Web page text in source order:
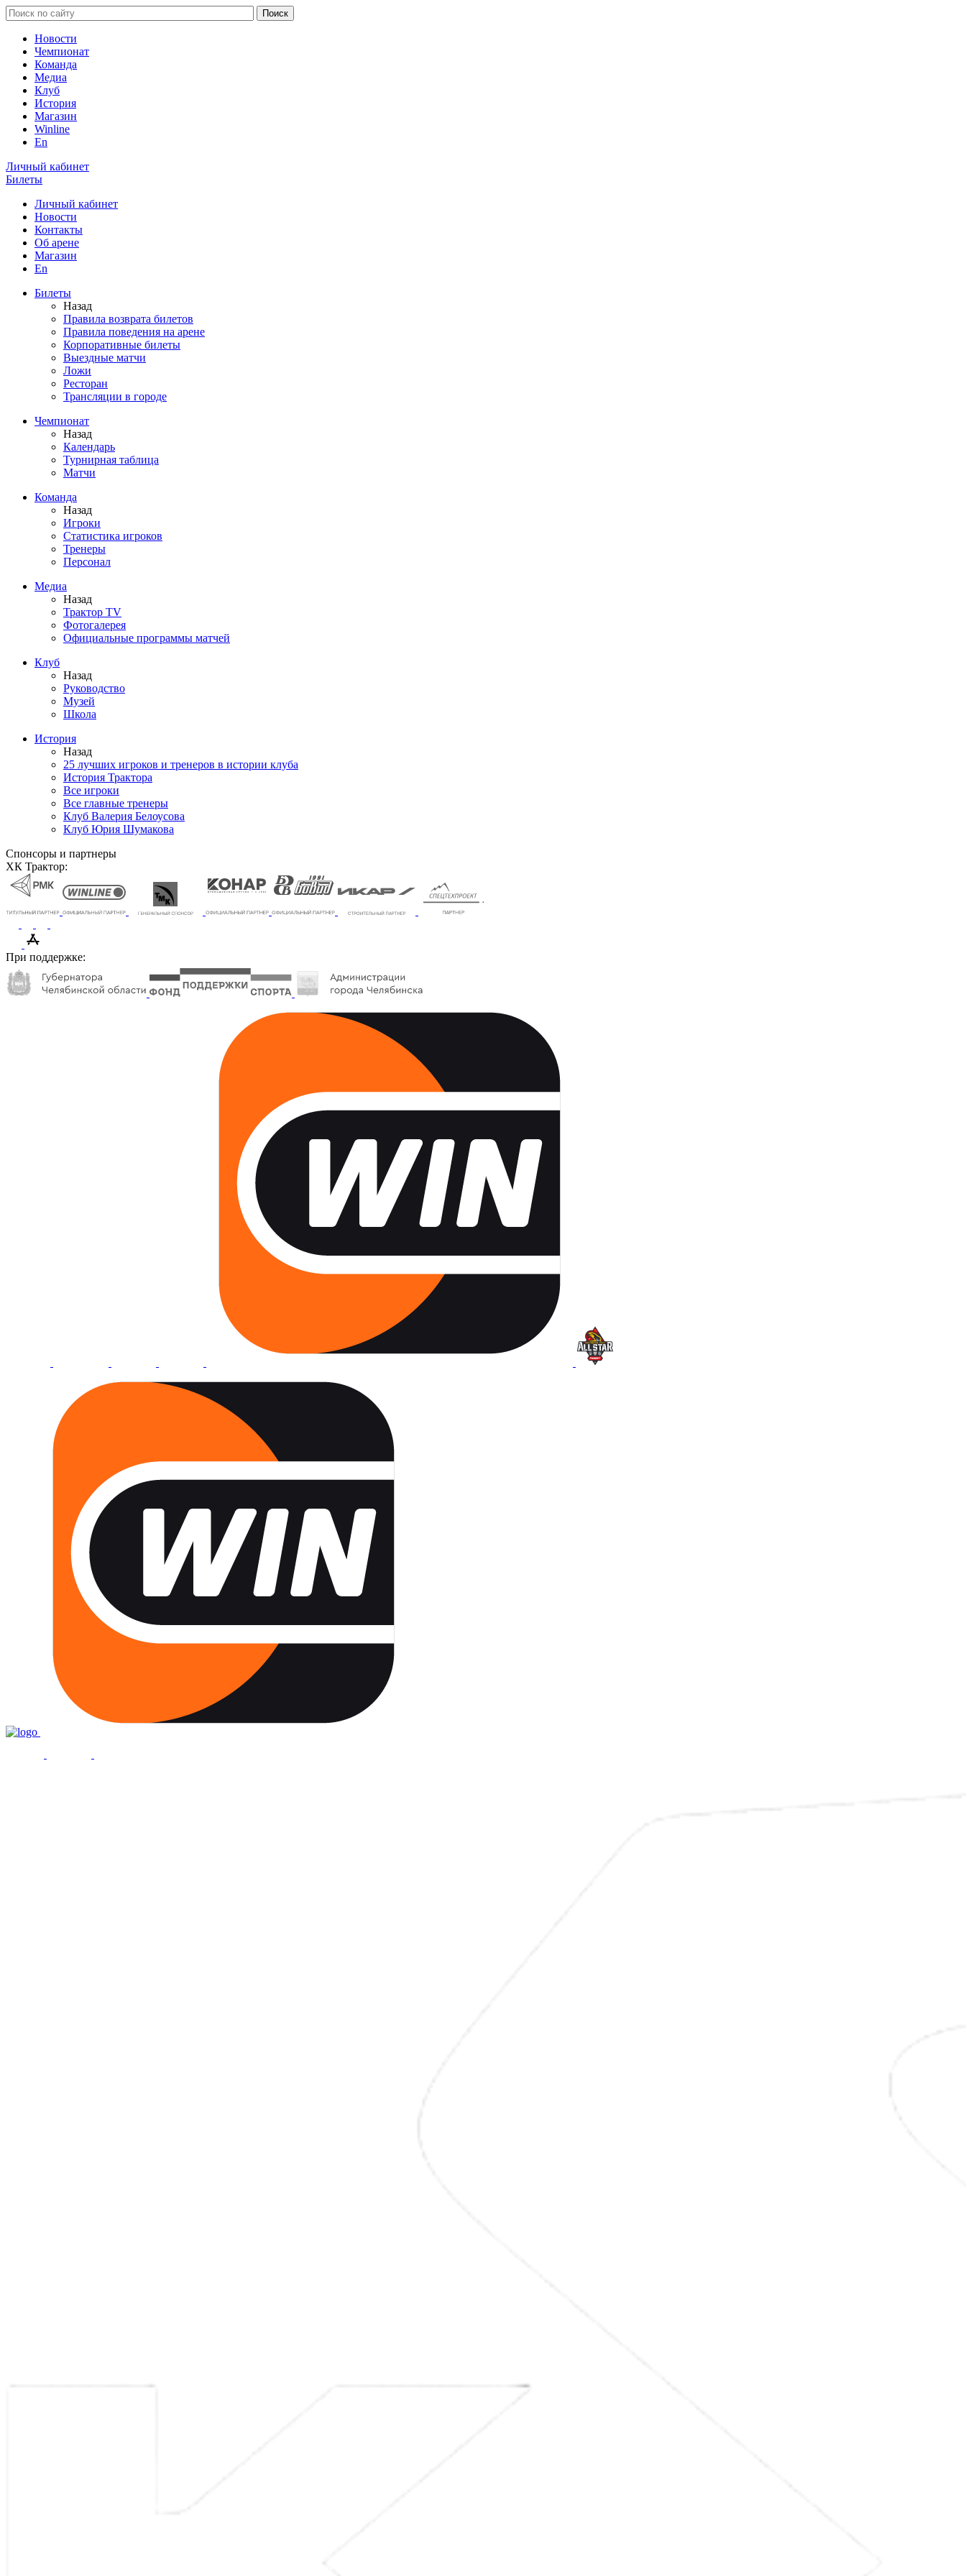
Новости
Чемпионат
Команда
Медиа
Клуб
История
Магазин
Winline
En
Личный кабинет
Билеты
Личный кабинет
Новости
Контакты
Об арене
Магазин
En
Билеты
Назад
Правила возврата билетов
Правила поведения на арене
Корпоративные билеты
Выездные матчи
Ложи
Ресторан
Трансляции в городе
Чемпионат
Назад
Календарь
Турнирная таблица
Матчи
Команда
Назад
Игроки
Статистика игроков
Тренеры
Персонал
Медиа
Назад
Трактор TV
Фотогалерея
Официальные программы матчей
Клуб
Назад
Руководство
Музей
Школа
История
Назад
25 лучших игроков и тренеров в истории клуба
История Трактора
Все игроки
Все главные тренеры
Клуб Валерия Белоусова
Клуб Юрия Шумакова
Спонсоры и партнеры
ХК Трактор:
При поддержке: